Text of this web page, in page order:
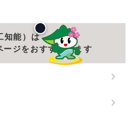
知能）は
ージをおすすめします